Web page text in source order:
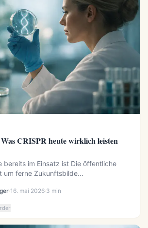
CRISPR heute wirklich leisten
bereits im Einsatz ist Die öffentliche
um ferne Zukunftsbilde...
·16. mai 2026·3 min